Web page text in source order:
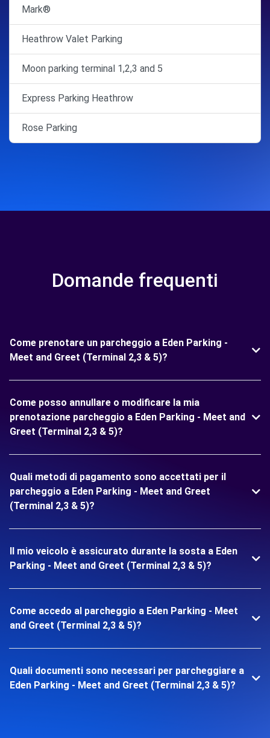
Mark®
Heathrow Valet Parking
Moon parking terminal 1,2,3 and 5
Express Parking Heathrow
Rose Parking
Domande frequenti
Come prenotare un parcheggio a Eden Parking -
Meet and Greet (Terminal 2,3 & 5)?
Come posso annullare o modificare la mia
prenotazione parcheggio a Eden Parking - Meet and
Greet (Terminal 2,3 & 5)?
Quali metodi di pagamento sono accettati per il
parcheggio a Eden Parking - Meet and Greet
(Terminal 2,3 & 5)?
Il mio veicolo è assicurato durante la sosta a Eden
Parking - Meet and Greet (Terminal 2,3 & 5)?
Come accedo al parcheggio a Eden Parking - Meet
and Greet (Terminal 2,3 & 5)?
Quali documenti sono necessari per parcheggiare a
Eden Parking - Meet and Greet (Terminal 2,3 & 5)?